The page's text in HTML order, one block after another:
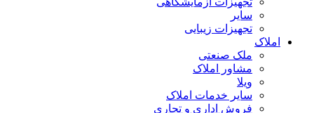
سایر
تجهیزات زیبایی
املاک
ملک صنعتی
مشاور املاک
ویلا
سایر خدمات املاک
فروش اداری و تجاری